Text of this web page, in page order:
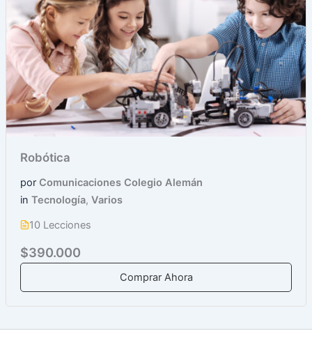
Robótica
por Comunicaciones Colegio Alemán
in Tecnología, Varios
10 Lecciones
$390.000
Comprar Ahora